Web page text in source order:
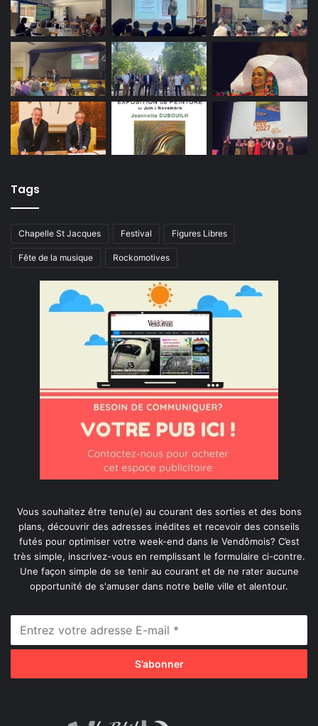
Tags
Chapelle St Jacques Festival Figures Libres
Fête de la musique Rockomotives
Vous souhaitez être tenu(e) au courant des sorties et des bons
plans, découvrir des adresses inédites et recevoir des conseils
futés pour optimiser votre week-end dans le Vendômois? C’est
très simple, inscrivez-vous en remplissant le formulaire ci-contre.
Une façon simple de se tenir au courant et de ne rater aucune
opportunité de s'amuser dans notre belle ville et alentour.